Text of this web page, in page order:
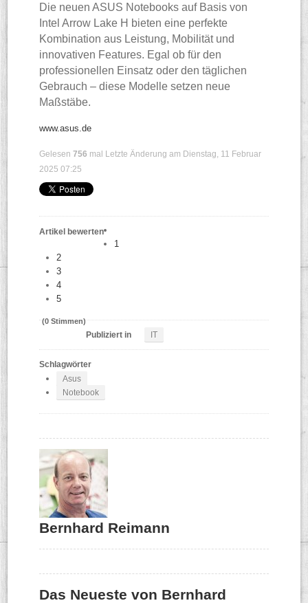
Die neuen ASUS Notebooks auf Basis von
Intel Arrow Lake H bieten eine perfekte
Kombination aus Leistung, Mobilität und
innovativen Features. Egal ob für den
professionellen Einsatz oder den täglichen
Gebrauch – diese Modelle setzen neue
Maßstäbe.
www.asus.de
Gelesen 756 mal Letzte Änderung am Dienstag, 11 Februar
2025 07:25
Artikel bewerten
1
2
3
4
5
(0 Stimmen)
Publiziert in IT
Schlagwörter
Asus
Notebook
Bernhard Reimann
Das Neueste von Bernhard